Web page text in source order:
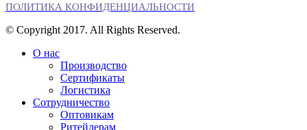
ПОЛИТИКА КОНФИДЕНЦИАЛЬНОСТИ
© Copyright 2017. All Rights Reserved.
О нас
Производство
Сертификаты
Логистика
Сотрудничество
Оптовикам
Ритейлерам